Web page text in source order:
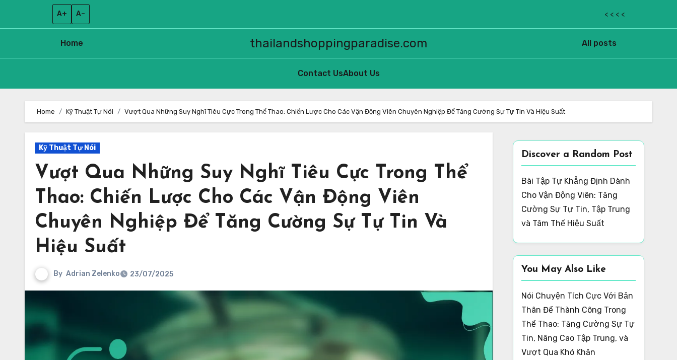
A+ A– < < < <
Home thailandshoppingparadise.com All posts
Contact UsAbout Us
content
Home Kỹ Thuật Tự Nói Vượt Qua Những Suy Nghĩ Tiêu Cực Trong Thể Thao: Chiến Lược Cho Các Vận Động Viên Chuyên Nghiệp Để Tăng Cường Sự Tự Tin Và Hiệu Suất
Kỹ Thuật Tự Nói
Vượt Qua Những Suy Nghĩ Tiêu Cực Trong Thể
Thao: Chiến Lược Cho Các Vận Động Viên
Chuyên Nghiệp Để Tăng Cường Sự Tự Tin Và
Hiệu Suất
By Adrian Zelenko 23/07/2025
Discover a Random Post
Bài Tập Tự Khẳng Định Dành
Cho Vận Động Viên: Tăng
Cường Sự Tự Tin, Tập Trung
và Tâm Thế Hiệu Suất
You May Also Like
Nói Chuyện Tích Cực Với Bản
Thân Để Thành Công Trong
Thể Thao: Tăng Cường Sự Tự
Tin, Nâng Cao Tập Trung, và
Vượt Qua Khó Khăn